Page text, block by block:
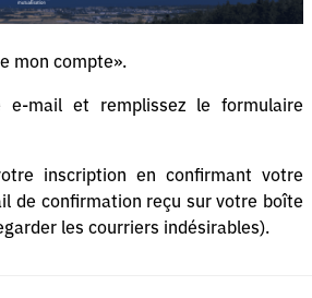
mon compte».
e-mail et remplissez le formulaire
inscription en confirmant votre
de confirmation reçu sur votre boîte
les courriers indésirables).